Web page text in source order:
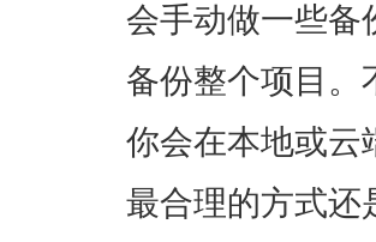
会手动做一些备
备份整个项目。
你会在本地或云
最合理的方式还